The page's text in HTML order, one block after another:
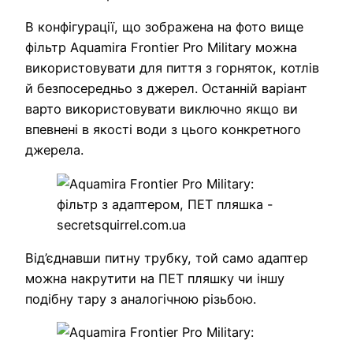
В конфігурації, що зображена на фото вище
фільтр Aquamira Frontier Pro Military можна
використовувати для пиття з горняток, котлів
й безпосередньо з джерел. Останній варіант
варто використовувати виключно якщо ви
впевнені в якості води з цього конкретного
джерела.
Від’єднавши питну трубку, той само адаптер
можна накрутити на ПЕТ пляшку чи іншу
подібну тару з аналогічною різьбою.